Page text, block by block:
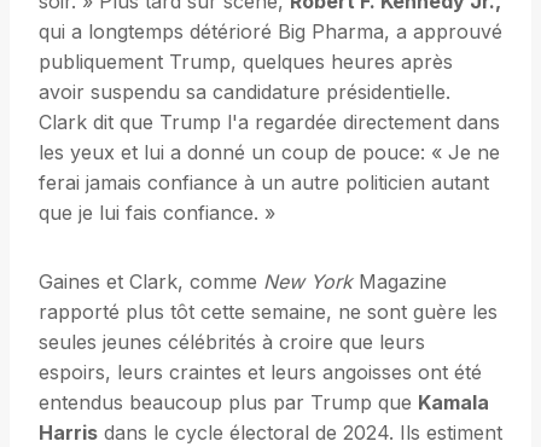
qui a longtemps détérioré Big Pharma, a approuvé
publiquement Trump, quelques heures après
avoir suspendu sa candidature présidentielle.
Clark dit que Trump l'a regardée directement dans
les yeux et lui a donné un coup de pouce: « Je ne
ferai jamais confiance à un autre politicien autant
que je lui fais confiance. »
Gaines et Clark, comme New YorkMagazine
rapporté plus tôt cette semaine, ne sont guère les
seules jeunes célébrités à croire que leurs
espoirs, leurs craintes et leurs angoisses ont été
entendus beaucoup plus par Trump que Kamala
Harris dans le cycle électoral de 2024. Ils estiment